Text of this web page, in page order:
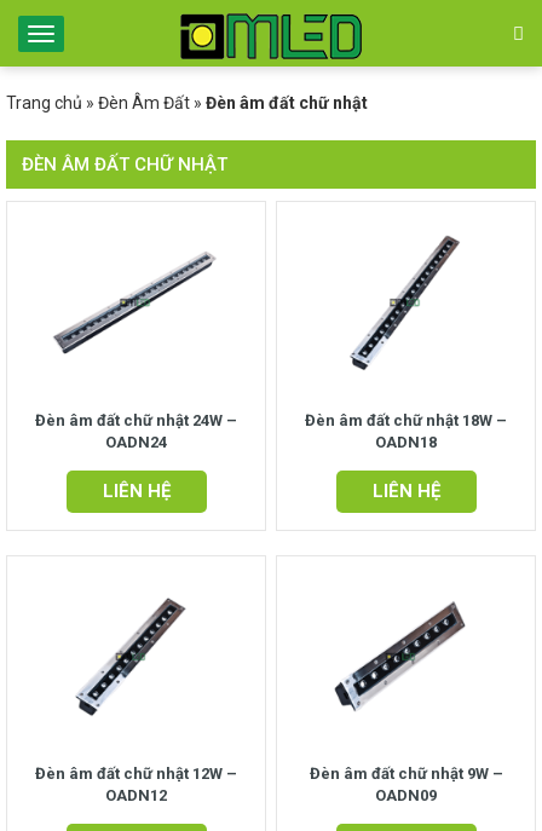
Trang chủ » Đèn Âm Đất » Đèn âm đất chữ nhật
ĐÈN ÂM ĐẤT CHỮ NHẬT
Đèn âm đất chữ nhật 24W –
OADN24
LIÊN HỆ
Đèn âm đất chữ nhật 18W –
OADN18
LIÊN HỆ
Đèn âm đất chữ nhật 12W –
OADN12
Đèn âm đất chữ nhật 9W –
OADN09